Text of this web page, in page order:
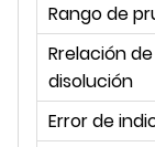
Rango de
Rrelación de
disolución
Error de